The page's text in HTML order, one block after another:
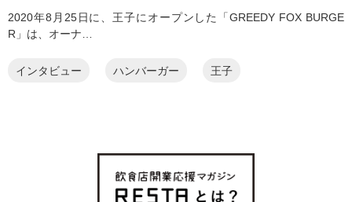
2020年8月25日に、王子にオープンした「GREEDY FOX BURGE
R」は、オーナ…
インタビュー ハンバーガー 王子